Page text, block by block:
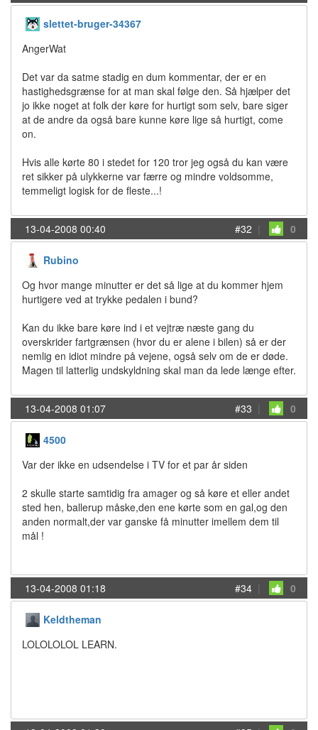
slettet-bruger-34367
AngerWat
Det var da satme stadig en dum kommentar, der er en
hastighedsgrænse for at man skal følge den. Så hjælper det
jo ikke noget at folk der køre for hurtigt som selv, bare siger
at de andre da også bare kunne køre lige så hurtigt, come
on.
Hvis alle kørte 80 i stedet for 120 tror jeg også du kan være
ret sikker på ulykkerne var færre og mindre voldsomme,
temmeligt logisk for de fleste...!
13-04-2008 00:40 #32 | 0
Rubino
Og hvor mange minutter er det så lige at du kommer hjem
hurtigere ved at trykke pedalen i bund?
Kan du ikke bare køre ind i et vejtræ næste gang du
overskrider fartgrænsen (hvor du er alene i bilen) så er der
nemlig en idiot mindre på vejene, også selv om de er døde.
Magen til latterlig undskyldning skal man da lede længe efter.
13-04-2008 01:07 #33 | 0
4500
Var der ikke en udsendelse i TV for et par år siden
2 skulle starte samtidig fra amager og så køre et eller andet
sted hen, ballerup måske,den ene kørte som en gal,og den
anden normalt,der var ganske få minutter imellem dem til
mål !
13-04-2008 01:18 #34 | 0
Keldtheman
LOLOLOLOL LEARN.